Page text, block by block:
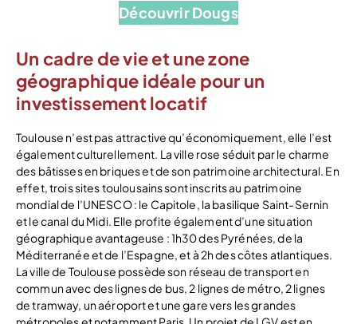
Découvrir Dougs
Un cadre de vie et une zone
géographique idéale pour un
investissement locatif
Toulouse n’est pas attractive qu’économiquement, elle l’est
également culturellement. La ville rose séduit par le charme
des bâtisses en briques et de son patrimoine architectural. En
effet, trois sites toulousains sont inscrits au patrimoine
mondial de l’UNESCO : le Capitole, la basilique Saint-Sernin
et le canal du Midi. Elle profite également d’une situation
géographique avantageuse : 1h30 des Pyrénées, de la
Méditerranée et de l’Espagne, et à 2h des côtes atlantiques.
La ville de Toulouse possède son réseau de transport en
commun avec des lignes de bus, 2 lignes de métro, 2 lignes
de tramway, un aéroport et une gare vers les grandes